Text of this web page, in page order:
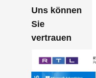
Uns können
Sie
vertrauen